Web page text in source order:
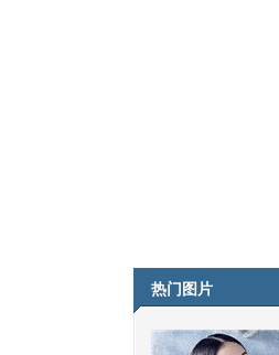
热门图片